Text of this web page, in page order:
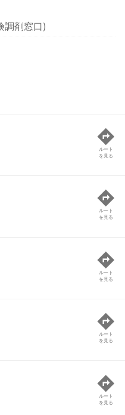
調剤窓口)
ルート
を見る
ルート
を見る
ルート
を見る
ルート
を見る
ルート
を見る